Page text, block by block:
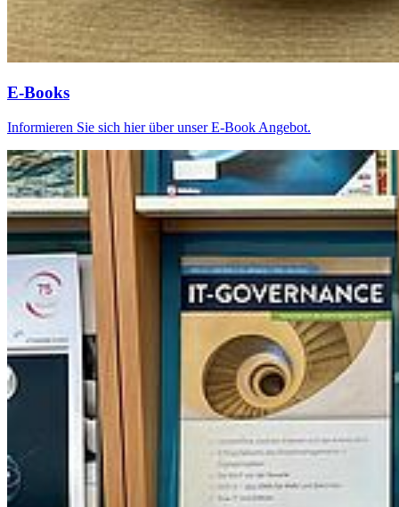
E-Books
Informieren Sie sich hier über unser E-Book Angebot.